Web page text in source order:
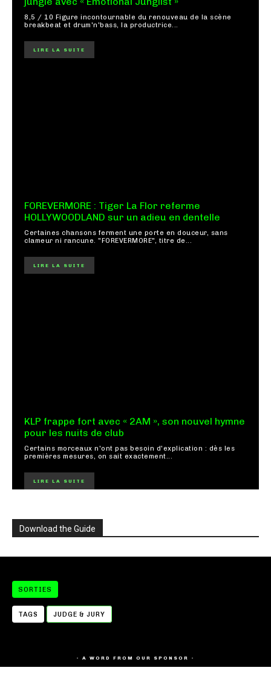
8,5 / 10 Figure incontournable du renouveau de la scène
breakbeat et drum'n'bass, la productrice...
LIRE LA SUITE
FOREVERMORE : Tiger La Flor referme
HOLLYWOODLAND sur un adieu en dentelle
Certaines chansons ferment une porte en douceur, sans
clameur ni rancune. "FOREVERMORE", titre de...
LIRE LA SUITE
KLP frappe fort avec « 2AM », son nouvel hymne
pour les nuits de club
Certains morceaux n'ont pas besoin d'explication : dès les
premières mesures, on sait exactement...
LIRE LA SUITE
Download the Guide
SORTIES
TAGS JUDGE & JURY
- A WORD FROM OUR SPONSOR -